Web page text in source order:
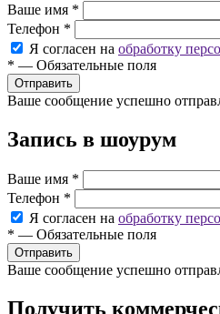
Ваше имя *
Телефон *
Я согласен на обработку
* — Обязательные поля
Ваше сообщение успешно
Запись в шоурум
Ваше имя *
Телефон *
Я согласен на обработку
* — Обязательные поля
Ваше сообщение успешно
Получить